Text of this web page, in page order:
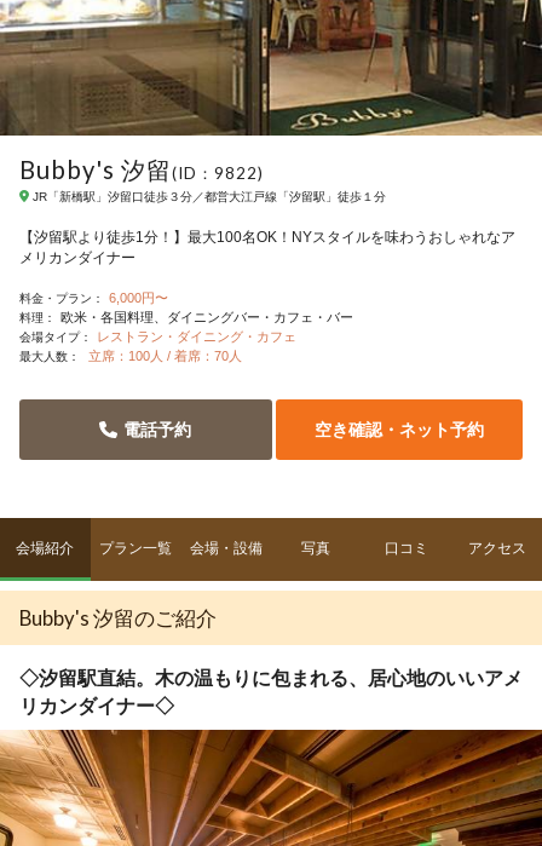
Bubby's 汐留(ID：9822)
JR「新橋駅」汐留口徒歩３分／都営大江戸線「汐留駅」徒歩１分
【汐留駅より徒歩1分！】最大100名OK！NYスタイルを味わうおしゃれなア
メリカンダイナー
料金・プラン： 6,000円〜
料理： 欧米・各国料理 ダイニングバー・カフェ・バー
会場タイプ： レストラン・ダイニング・カフェ
最大人数： 立席：100人 / 着席：70人
空き確認・ネット予約
電話予約
会場紹介 プラン一覧 会場・設備 写真 口コミ アクセス
Bubby's 汐留のご紹介
◇汐留駅直結。木の温もりに包まれる、居心地のいいアメ
リカンダイナー◇